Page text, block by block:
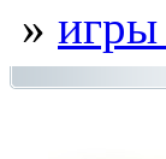
» игры